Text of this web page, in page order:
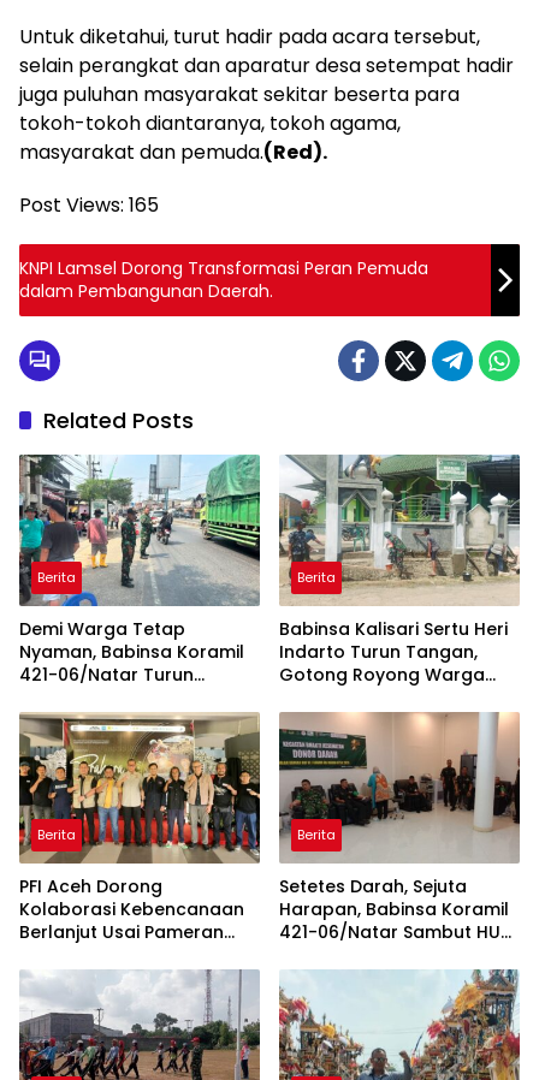
Untuk diketahui, turut hadir pada acara tersebut,
selain perangkat dan aparatur desa setempat hadir
juga puluhan masyarakat sekitar beserta para
tokoh-tokoh diantaranya, tokoh agama,
masyarakat dan pemuda.(Red).
Post Views: 165
KNPI Lamsel Dorong Transformasi Peran Pemuda
dalam Pembangunan Daerah.
Related Posts
Berita
Demi Warga Tetap
Nyaman, Babinsa Koramil
421-06/Natar Turun
Depan Masjid Baiturrohim
Berita
Babinsa Kalisari Sertu Heri
Indarto Turun Tangan,
Gotong Royong Warga
Miftahussalam
Berita
PFI Aceh Dorong
Kolaborasi Kebencanaan
Berlanjut Usai Pameran
Berita
Setetes Darah, Sejuta
Harapan, Babinsa Koramil
421-06/Natar Sambut HUT
Inten